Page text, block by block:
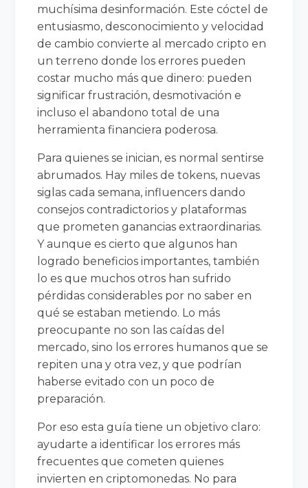
muchísima desinformación. Este cóctel de
entusiasmo, desconocimiento y velocidad
de cambio convierte al mercado cripto en
un terreno donde los errores pueden
costar mucho más que dinero: pueden
significar frustración, desmotivación e
incluso el abandono total de una
herramienta financiera poderosa.
Para quienes se inician, es normal sentirse
abrumados. Hay miles de tokens, nuevas
siglas cada semana, influencers dando
consejos contradictorios y plataformas
que prometen ganancias extraordinarias.
Y aunque es cierto que algunos han
logrado beneficios importantes, también
lo es que muchos otros han sufrido
pérdidas considerables por no saber en
qué se estaban metiendo. Lo más
preocupante no son las caídas del
mercado, sino los errores humanos que se
repiten una y otra vez, y que podrían
haberse evitado con un poco de
preparación.
Por eso esta guía tiene un objetivo claro:
ayudarte a identificar los errores más
frecuentes que cometen quienes
invierten en criptomonedas. No para